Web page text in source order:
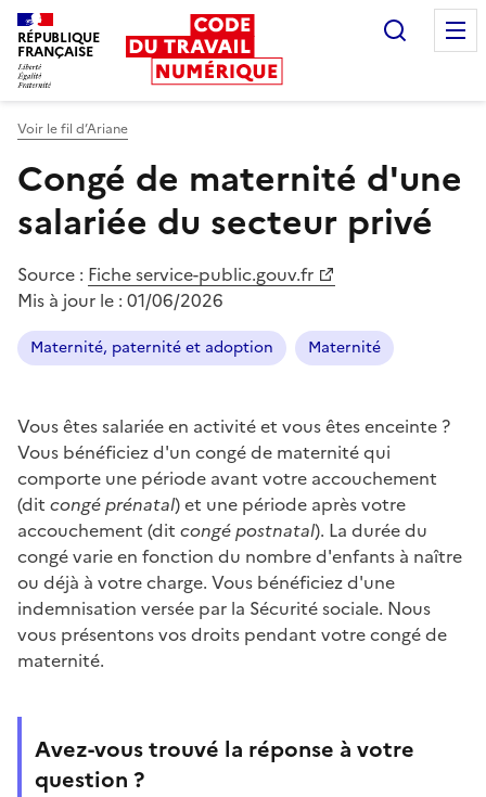
RÉPUBLIQUE
FRANÇAISE
Voir le fil d’Ariane
Congé de maternité d'une
salariée du secteur privé
Source : Fiche service-public.gouv.fr
Mis à jour le : 01/06/2026
Maternité, paternité et adoption Maternité
Vous êtes salariée en activité et vous êtes enceinte ?
Vous bénéficiez d'un congé de maternité qui
comporte une période avant votre accouchement
(dit congé prénatal) et une période après votre
accouchement (dit congé postnatal). La durée du
congé varie en fonction du nombre d'enfants à naître
ou déjà à votre charge. Vous bénéficiez d'une
indemnisation versée par la Sécurité sociale. Nous
vous présentons vos droits pendant votre congé de
maternité.
Avez-vous trouvé la réponse à votre
question ?